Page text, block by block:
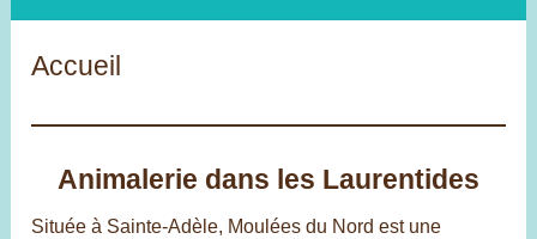
Accueil
Animalerie dans les Laurentides
Située à Sainte-Adèle, Moulées du Nord est une